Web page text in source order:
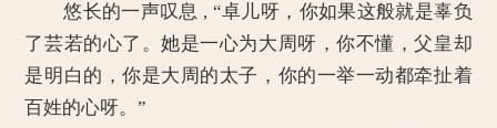
悠长的一声叹息 , “卓儿呀，你如果这般就是辜负
了芸若的心了。她是一心为大周呀，你不懂，父皇却
是明白的，你是大周的太子，你的一举一动都牵扯着
百姓的心呀。”